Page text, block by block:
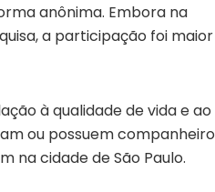
anônima. Embora na
a participação foi maior
à qualidade de vida e ao
ou possuem companheiro
na cidade de São Paulo.